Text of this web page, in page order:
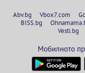
Abv.bg Vbox7.com
BISS.bg
Vesti.bg
Мобилното